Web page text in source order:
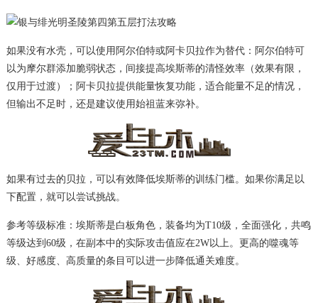
如果没有水壳，可以使用阿尔伯特或阿卡贝拉作为替代：阿尔伯特可
以为摩尔群添加脆弱状态，间接提高埃斯蒂的清怪效率（效果有限，
仅用于过渡）；阿卡贝拉提供能量恢复功能，适合能量不足的情况，
但输出不足时，还是建议使用始祖蓝来弥补。
如果有过去的贝拉，可以有效降低埃斯蒂的训练门槛。如果你满足以
下配置，就可以尝试挑战。
参考等级标准：埃斯蒂是白板角色，装备均为T10级，全面强化，共鸣
等级达到60级，在副本中的实际攻击值应在2W以上。更高的噬魂等
级、好感度、高质量的条目可以进一步降低通关难度。